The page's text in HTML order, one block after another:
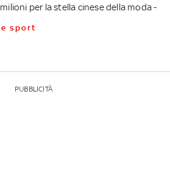
per la stella cinese della moda -
e sport
PUBBLICITÀ